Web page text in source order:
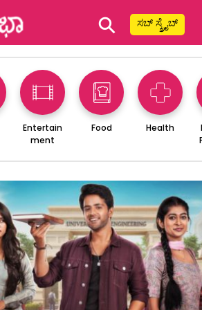
⚲ ಸಬ್ ಸ್ಕ್ರೈಬ್
Entertain
ment
Food Health